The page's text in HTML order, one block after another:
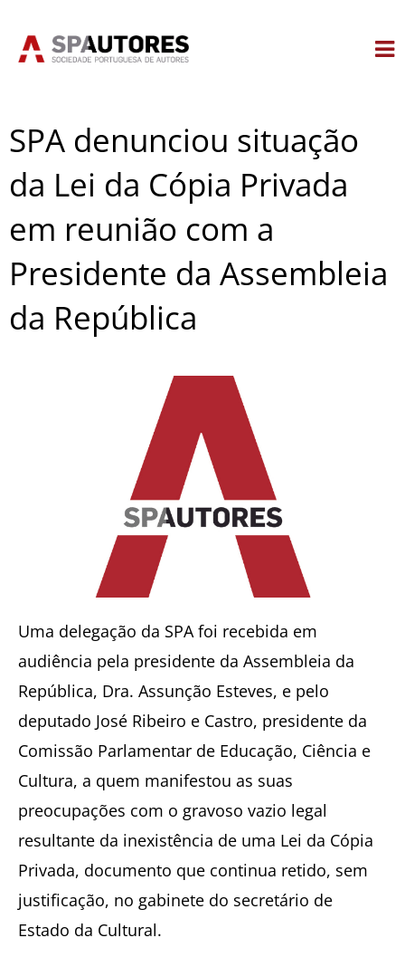
SPA denunciou situação
da Lei da Cópia Privada
em reunião com a
Presidente da Assembleia
da República
Uma delegação da SPA foi recebida em
audiência pela presidente da Assembleia da
República, Dra. Assunção Esteves, e pelo
deputado José Ribeiro e Castro, presidente da
Comissão Parlamentar de Educação, Ciência e
Cultura, a quem manifestou as suas
preocupações com o gravoso vazio legal
resultante da inexistência de uma Lei da Cópia
Privada, documento que continua retido, sem
justificação, no gabinete do secretário de
Estado da Cultural.